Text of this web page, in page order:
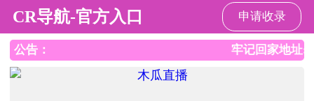
果冻传媒